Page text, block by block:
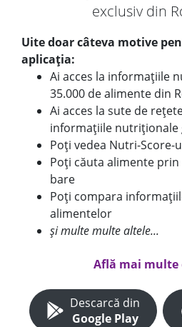
exclusiv din
Uite doar câteva motive
aplicația:
Ai acces la informațiile
35.000 de alimente din
Ai acces la sute de
informațiile nutriționale
Poți vedea Nutri-Score-
Poți căuta alimente
bare
Poți compara
alimentelor
și multe multe altele...
Află mai multe
Descarcă din
Google Play